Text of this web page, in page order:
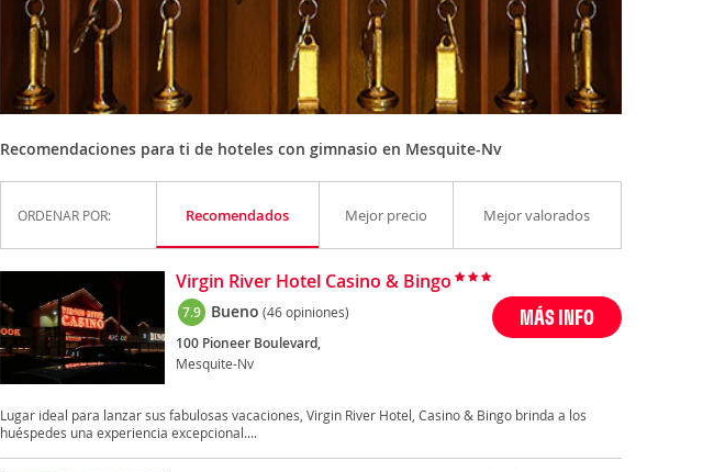
Recomendaciones para ti de hoteles con gimnasio en Mesquite-Nv
ORDENAR POR: Recomendados Mejor precio Mejor valorados
Virgin River Hotel Casino & Bingo
7.9 Bueno (46 opiniones)
100 Pioneer Boulevard,
Mesquite-Nv
MÁS INFO
Lugar ideal para lanzar sus fabulosas vacaciones, Virgin River Hotel, Casino & Bingo brinda a los
huéspedes una experiencia excepcional....